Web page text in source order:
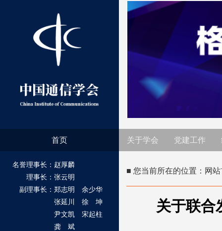
首页 关于学会 党建工作
名誉理事长：赵厚麟
理事长：张云明
副理事长：郑志明 余少华
张延川 徐 坤
尹文凯 宋起柱
龚 斌
■ 您当前所在的位置： 网
关于联合